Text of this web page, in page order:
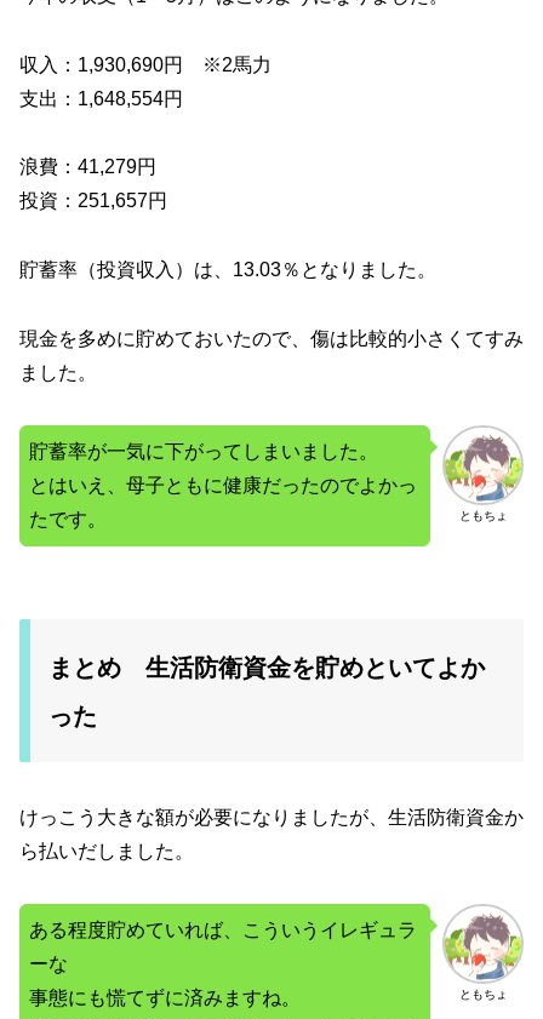
収入：1,930,690円 ※2馬力
支出：1,648,554円
浪費：41,279円
投資：251,657円
貯蓄率（投資収入）は、13.03％となりました。
現金を多めに貯めておいたので、傷は比較的小さくてすみ
ました。
ともちょ
貯蓄率が一気に下がってしまいました。
とはいえ、母子ともに健康だったのでよかっ
たです。
まとめ 生活防衛資金を貯めといてよか
った
けっこう大きな額が必要になりましたが、生活防衛資金か
ら払いだしました。
ともちょ
ある程度貯めていれば、こういうイレギュラ
ーな
事態にも慌てずに済みますね。